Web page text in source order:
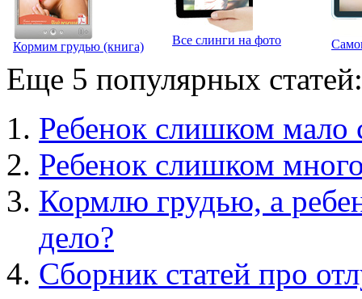
Кормим грудью (книга) Все слинги на фото
Еще 5 популярных статей:
Ребенок слишком мало
Ребенок слишком
Кормлю грудью, а
дело?
Сборник статей про